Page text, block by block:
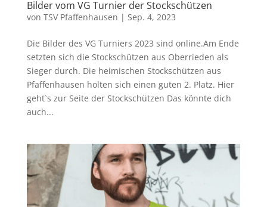
Bilder vom VG Turnier der Stockschützen
von TSV Pfaffenhausen | Sep. 4, 2023
Die Bilder des VG Turniers 2023 sind online.Am Ende
setzten sich die Stockschützen aus Oberrieden als
Sieger durch. Die heimischen Stockschützen aus
Pfaffenhausen holten sich einen guten 2. Platz. Hier
geht`s zur Seite der Stockschützen Das könnte dich
auch...